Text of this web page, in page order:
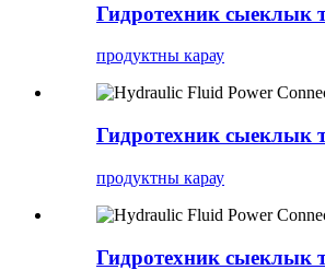
Гидротехник сыеклык
продуктны карау
Гидротехник сыеклык
продуктны карау
Гидротехник сыеклык